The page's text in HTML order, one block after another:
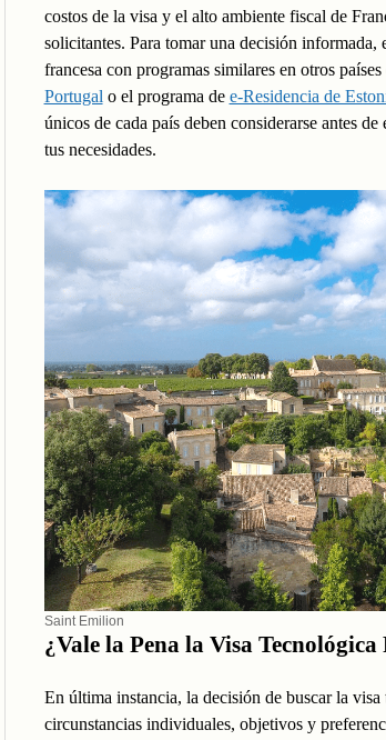
costos de la visa y el alto ambiente fiscal de
solicitantes. Para tomar una decisión
francesa con programas similares en otros
Portugal o el programa de e-Residencia de
únicos de cada país deben considerarse antes
tus necesidades.
Saint Emilion
¿Vale la Pena la Visa Tecnológica
En última instancia, la decisión de buscar la
circunstancias individuales, objetivos y